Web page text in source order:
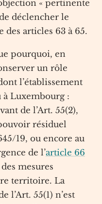
« pertinente
déclencher le
des articles 63 à 65.
pourquoi, en
un rôle
l’établissement
Luxembourg :
de l’Art. 55(2),
résiduel
19, ou encore au
de l’article 66
mesures
territoire. La
l’Art. 55(1) n’est